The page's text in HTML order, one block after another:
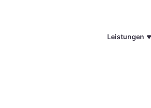
Leistungen